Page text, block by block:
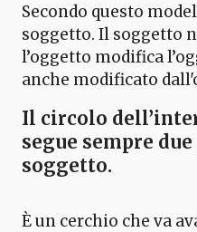
Secondo questo
soggetto. Il soggetto
l’oggetto modifica
anche modificato
Il circolo
segue sempre
soggetto.
È un cerchio che va